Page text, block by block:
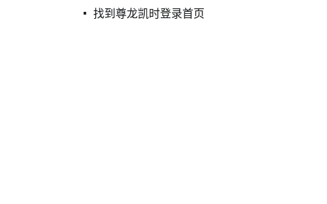
找到尊龙凯时登录首页